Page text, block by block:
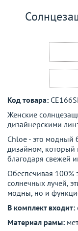
Код товара:
Женские
дизайнерскими
Chloe - это модный
дизайном, который
благодаря свежей
Обеспечивая 100%
солнечных лучей,
модны, но и
В комплект входит:
Материал рамы: